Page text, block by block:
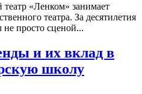
«Ленком» занимает
театра. За десятилетия
не просто сценой...
и их вклад в
школу